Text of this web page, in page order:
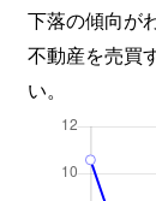
下落の傾向が
不動産を売買
い。